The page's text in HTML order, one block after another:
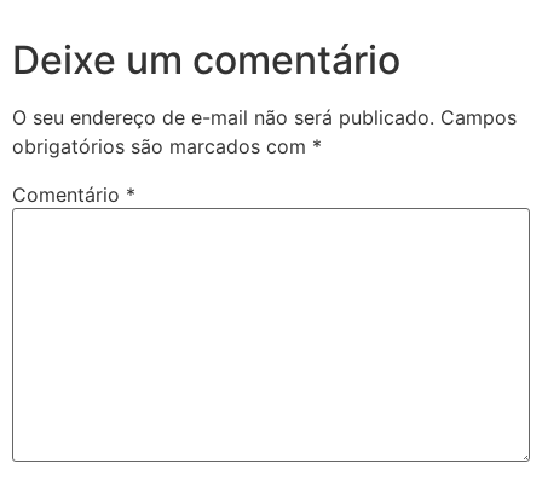
Deixe um comentário
O seu endereço de e-mail não será publicado. Campos
obrigatórios são marcados com *
Comentário *